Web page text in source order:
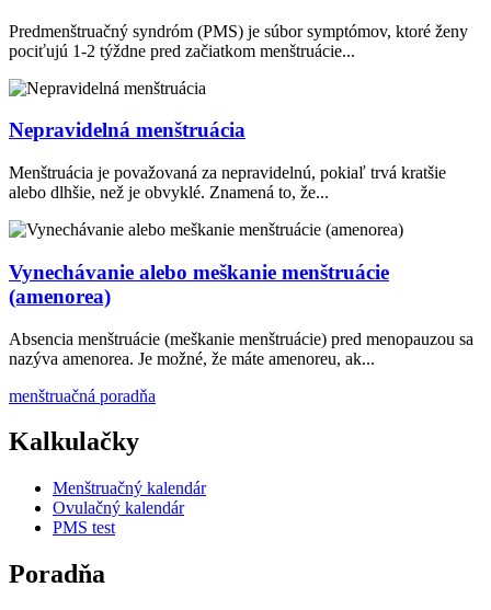
Predmenštruačný syndróm (PMS) je súbor symptómov, ktoré ženy
pociťujú 1-2 týždne pred začiatkom menštruácie...
Nepravidelná menštruácia
Menštruácia je považovaná za nepravidelnú, pokiaľ trvá kratšie
alebo dlhšie, než je obvyklé. Znamená to, že...
Vynechávanie alebo meškanie menštruácie
(amenorea)
Absencia menštruácie (meškanie menštruácie) pred menopauzou sa
nazýva amenorea. Je možné, že máte amenoreu, ak...
menštruačná poradňa
Kalkulačky
Menštruačný kalendár
Ovulačný kalendár
PMS test
Poradňa